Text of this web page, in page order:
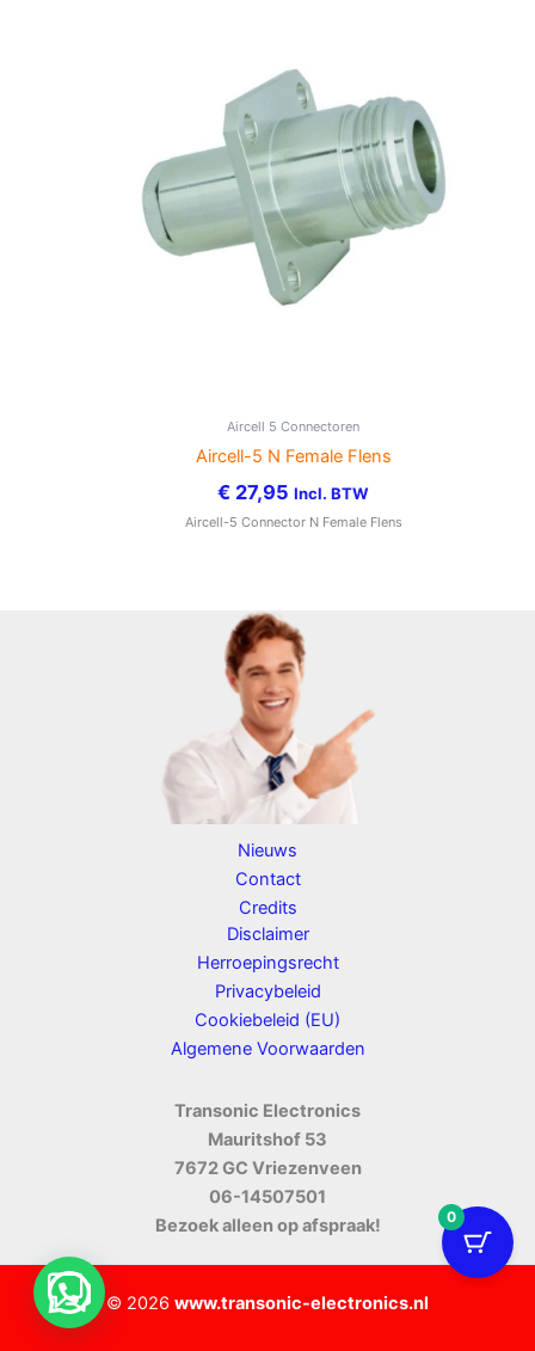
Aircell 5 Connectoren
Aircell-5 N Female Flens
€ 27,95 Incl. BTW
Aircell-5 Connector N Female Flens
Nieuws
Contact
Credits
Disclaimer
Herroepingsrecht
Privacybeleid
Cookiebeleid (EU)
Algemene Voorwaarden
Transonic Electronics
Mauritshof 53
7672 GC Vriezenveen
06-14507501
Bezoek alleen op afspraak!
© 2026 www.transonic-electronics.nl
0